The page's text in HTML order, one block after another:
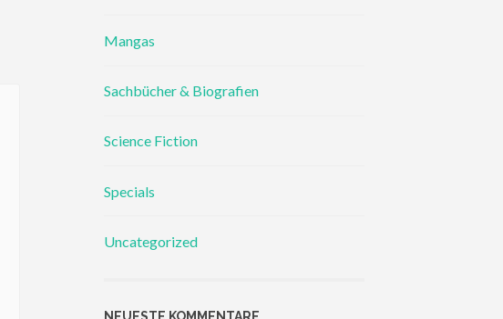
Mangas
Sachbücher & Biografien
Science Fiction
Specials
Uncategorized